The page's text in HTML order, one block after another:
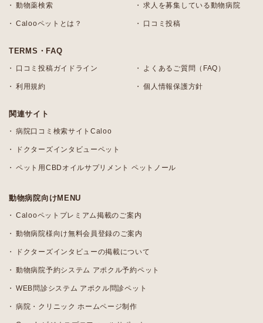
動物薬検索 求人を募集している動物病院
Calooペットとは？ 口コミ投稿
TERMS・FAQ
口コミ投稿ガイドライン よくあるご質問（FAQ）
利用規約 個人情報保護方針
関連サイト
病院口コミ検索サイトCaloo
ドクターズインタビューペット
ペット用CBDオイルサプリメント ペットノール
動物病院向けMENU
Calooペットプレミアム掲載のご案内
動物病院様向け無料会員登録のご案内
ドクターズインタビューの掲載について
動物病院予約システム アポクル予約ペット
WEB問診システム アポクル問診ペット
病院・クリニック ホームページ制作